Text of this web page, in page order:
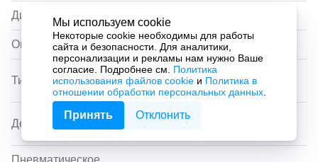
Диаметр поршня, мм
Опрос положения Да
Тип направляющей
Направляющая
скольжения
Демпфирование
Упругие
Пневматическое
Мы используем cookie
Некоторые cookie необходимы для работы
сайта и безопасности. Для аналитики,
персонализации и рекламы нам нужно Ваше
согласие. Подробнее см. Политика
использования файлов cookie и Политика в
отношении обработки персональных данных
Принять Отклонить